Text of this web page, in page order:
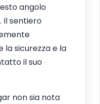
angolo
Il sentiero
sicurezza e la
il suo
non sia nota